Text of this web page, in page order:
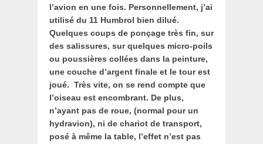
l’avion en une fois. Personnellement, j’ai
utilisé du 11 Humbrol bien dilué.
Quelques coups de ponçage très fin, sur
des salissures, sur quelques micro-poils
ou poussières collées dans la peinture,
une couche d’argent finale et le tour est
joué. Très vite, on se rend compte que
l’oiseau est encombrant. De plus,
n’ayant pas de roue, (normal pour un
hydravion), ni de chariot de transport,
posé à même la table, l’effet n’est pas